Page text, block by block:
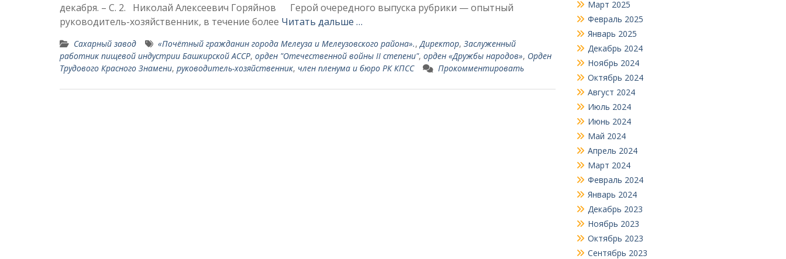
декабря. – С. 2. Николай Алексеевич Горяйнов Герой очередного выпуска рубрики — опытный
руководитель-хозяйственник, в течение более Читать дальше …
Сахарный завод «Почётный гражда­нин города Мелеуза и Мелеузовского района».,Директор, Заслуженный
работник пищевой индустрии Баш­кирской АССР, орден "Отечественной войны II степени", орден «Дружбы народов», Орден
Трудового Красного Знамени, руководитель-хозяйственник, член пленума и бюро РК КПСС Прокомментировать
Март 2025
Февраль 2025
Январь 2025
Декабрь 2024
Ноябрь 2024
Октябрь 2024
Август 2024
Июль 2024
Июнь 2024
Май 2024
Апрель 2024
Март 2024
Февраль 2024
Январь 2024
Декабрь 2023
Ноябрь 2023
Октябрь 2023
Сентябрь 2023